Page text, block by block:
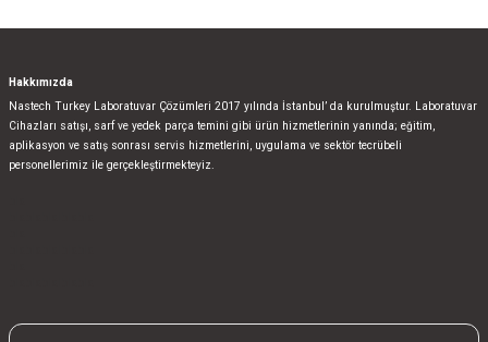
Hakkımızda
Nastech Turkey Laboratuvar Çözümleri 2017 yılında İstanbul’ da kurulmuştur. Laboratuvar
Cihazları satışı, sarf ve yedek parça temini gibi ürün hizmetlerinin yanında; eğitim,
aplikasyon ve satış sonrası servis hizmetlerini, uygulama ve sektör tecrübeli
personellerimiz ile gerçekleştirmekteyiz.